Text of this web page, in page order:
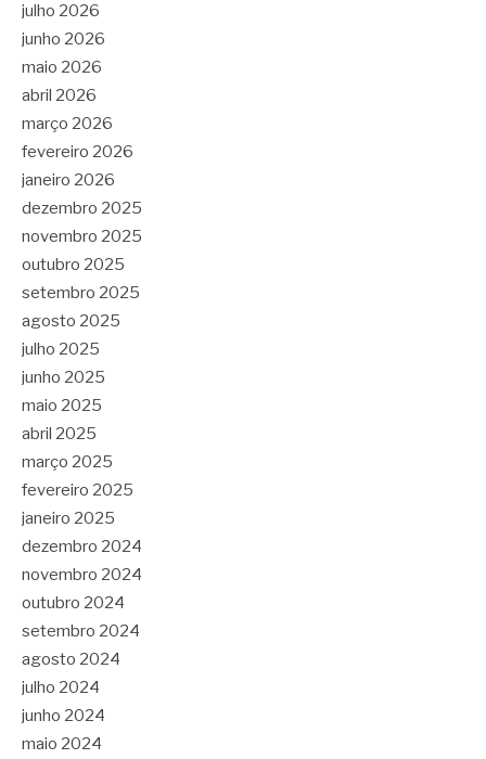
julho 2026
junho 2026
maio 2026
abril 2026
março 2026
fevereiro 2026
janeiro 2026
dezembro 2025
novembro 2025
outubro 2025
setembro 2025
agosto 2025
julho 2025
junho 2025
maio 2025
abril 2025
março 2025
fevereiro 2025
janeiro 2025
dezembro 2024
novembro 2024
outubro 2024
setembro 2024
agosto 2024
julho 2024
junho 2024
maio 2024